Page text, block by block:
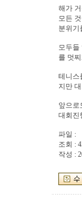
해가
모든
분위기
모두들
를 멋
테니스
지만
앞으로
대회진
파일 :
조회 :
작성 :